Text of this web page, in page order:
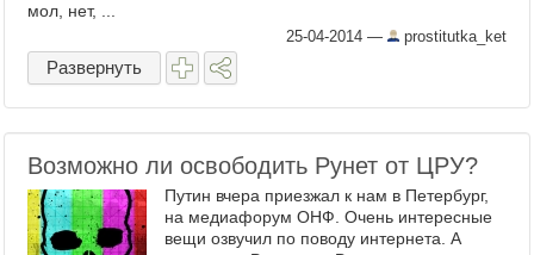
мол, нет, ...
25-04-2014 — prostitutka_ket
Развернуть
Возможно ли освободить Рунет от ЦРУ?
Путин вчера приезжал к нам в Петербург,
на медиафорум ОНФ. Очень интересные
вещи озвучил по поводу интернета. А